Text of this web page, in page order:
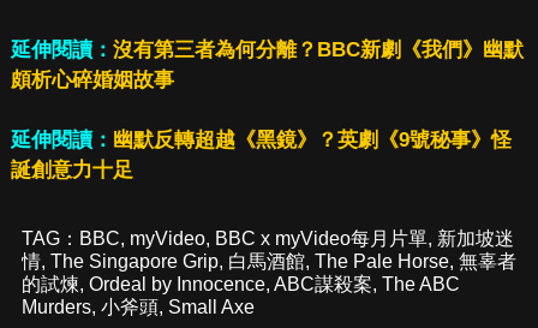
延伸閱讀： 沒有第三者為何分離？BBC新劇《我們》幽默
頗析心碎婚姻故事
延伸閱讀： 幽默反轉超越《黑鏡》？英劇《9號秘事》怪
誕創意力十足
TAG： BBC, myVideo, BBC x myVideo每月片單, 新加坡迷
情, The Singapore Grip, 白馬酒館, The Pale Horse, 無辜者
的試煉, Ordeal by Innocence, ABC謀殺案, The ABC
Murders, 小斧頭, Small Axe